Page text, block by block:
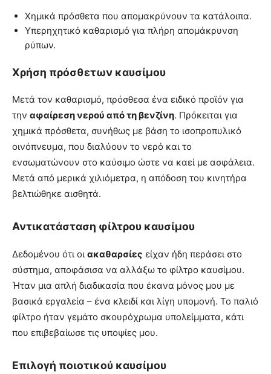
Χημικά πρόσθετα που απομακρύνουν τα κατάλοιπα.
Υπερηχητικό καθαρισμό για πλήρη απομάκρυνση
ρύπων.
Χρήση πρόσθετων καυσίμου
Μετά τον καθαρισμό, πρόσθεσα ένα ειδικό προϊόν για
την αφαίρεση νερού από τη βενζίνη. Πρόκειται για
χημικά πρόσθετα, συνήθως με βάση το ισοπροπυλικό
οινόπνευμα, που διαλύουν το νερό και το
ενσωματώνουν στο καύσιμο ώστε να καεί με ασφάλεια.
Μετά από μερικά χιλιόμετρα, η απόδοση του κινητήρα
βελτιώθηκε αισθητά.
Αντικατάσταση φίλτρου καυσίμου
Δεδομένου ότι οι ακαθαρσίες είχαν ήδη περάσει στο
σύστημα, αποφάσισα να αλλάξω το φίλτρο καυσίμου.
Ήταν μια απλή διαδικασία που έκανα μόνος μου με
βασικά εργαλεία – ένα κλειδί και λίγη υπομονή. Το παλιό
φίλτρο ήταν γεμάτο σκουρόχρωμα υπολείμματα, κάτι
που επιβεβαίωσε τις υποψίες μου.
Επιλογή ποιοτικού καυσίμου